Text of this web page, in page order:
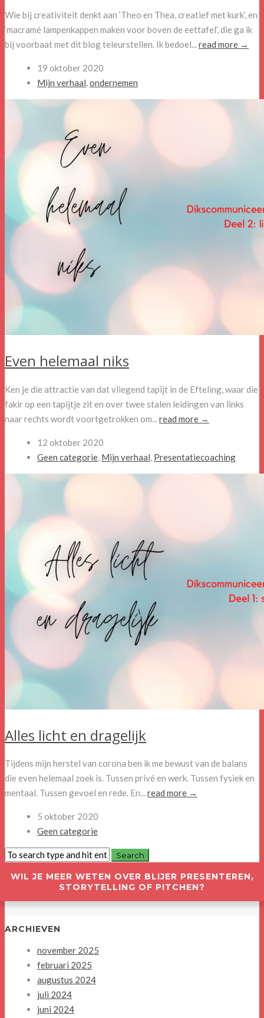
Wie bij creativiteit denkt aan ‘Theo en Thea, creatief met kurk’, en
‘macramé lampenkappen maken voor boven de eettafel’, die ga ik
bij voorbaat met dit blog teleurstellen. Ik bedoel...read more →
19 oktober 2020
Mijn verhaal,ondernemen
Even helemaal niks
Ken je die attractie van dat vliegend tapijt in de Efteling, waar die
fakir op een tapijtje zit en over twee stalen leidingen van links
naar rechts wordt voortgetrokken om...read more →
12 oktober 2020
Geen categorie, Mijn verhaal, Presentatiecoaching
Alles licht en dragelijk
Tijdens mijn herstel van corona ben ik me bewust van de balans
die even helemaal zoek is. Tussen privé en werk. Tussen fysiek en
mentaal. Tussen gevoel en rede. En...read more →
5 oktober 2020
Geen categorie
WIL JE MEER WETEN OVER BLIJER PRESENTEREN,
STORYTELLING OF PITCHEN?
ARCHIEVEN
november 2025
februari 2025
augustus 2024
juli 2024
juni 2024